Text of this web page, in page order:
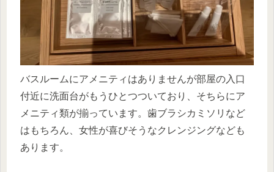
バスルームにアメニティはありませんが部屋の入口
付近に洗面台がもうひとつついており、そちらにア
メニティ類が揃っています。歯ブラシカミソリなど
はもちろん、女性が喜びそうなクレンジングなども
あります。